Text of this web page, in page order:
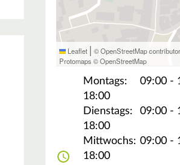
Leaflet | © OpenStreetMap
Protomaps ©OpenStreetMap
Montags: 09:00 -
18:00
Dienstags:
09:00 -
18:00
Mittwochs: 09:00 -
18:00